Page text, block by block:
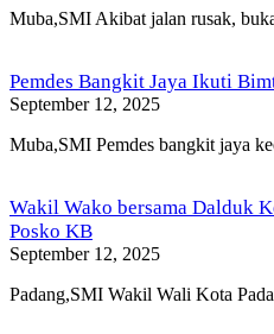
Muba,SMI Akibat jalan rusak,
Pemdes Bangkit Jaya Ikuti
September 12, 2025
Muba,SMI Pemdes bangkit jaya
Wakil Wako bersama Dalduk
Posko KB
September 12, 2025
Padang,SMI Wakil Wali Kota